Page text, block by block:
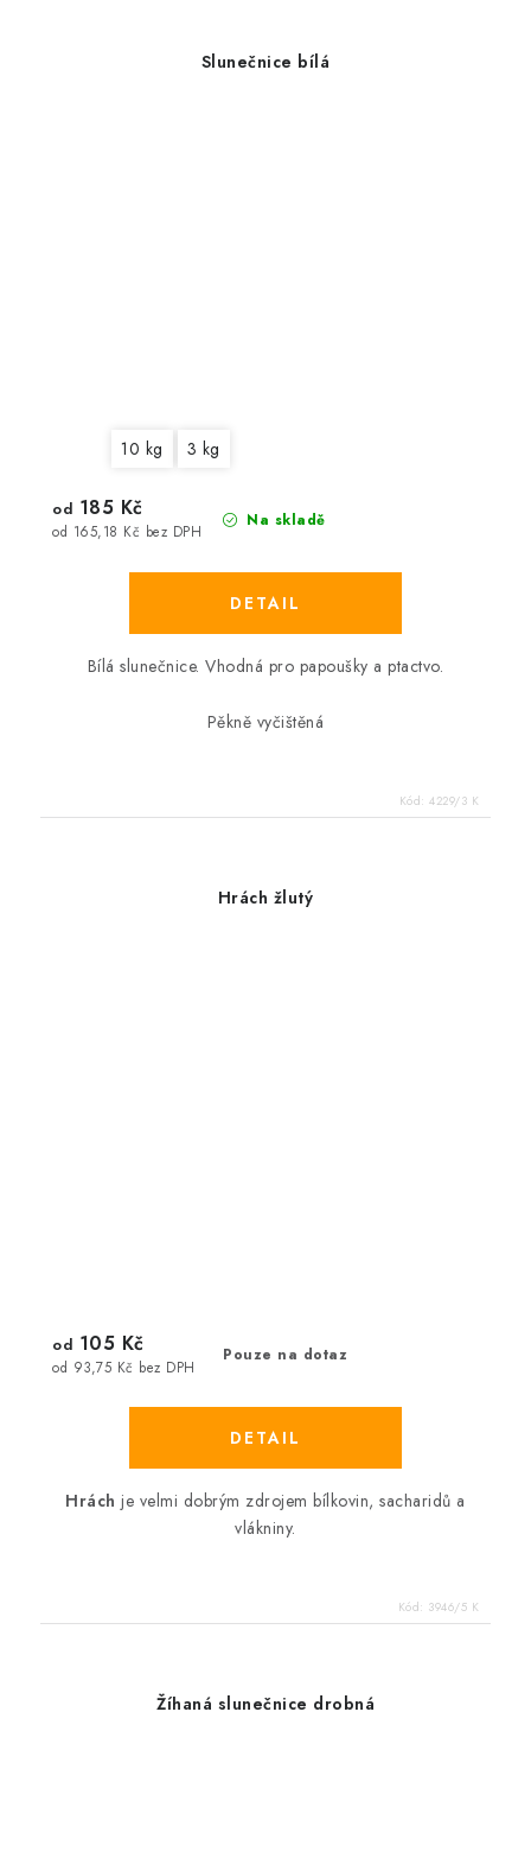
Slunečnice bílá
10 kg 3 kg
Na skladě
od 165,18 Kč bez DPH
od 185 Kč
Bílá slunečnice. Vhodná pro papoušky a ptactvo.
Pěkně vyčištěná
Kód: 4229/3 K
Hrách žlutý
Pouze na dotaz
od 93,75 Kč bez DPH
od 105 Kč
Hrách je velmi dobrým zdrojem bílkovin, sacharidů a
vlákniny.
Kód: 3946/5 K
Žíhaná slunečnice drobná